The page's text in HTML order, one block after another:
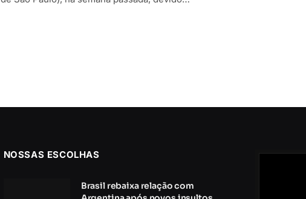
NOSSAS ESCOLHAS
Brasil rebaixa relação com